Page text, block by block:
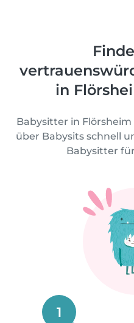
in
Babysitter in
über Babysits schnell
Babysitter
1